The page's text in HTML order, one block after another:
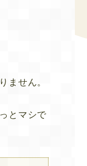
ません。
とマシで